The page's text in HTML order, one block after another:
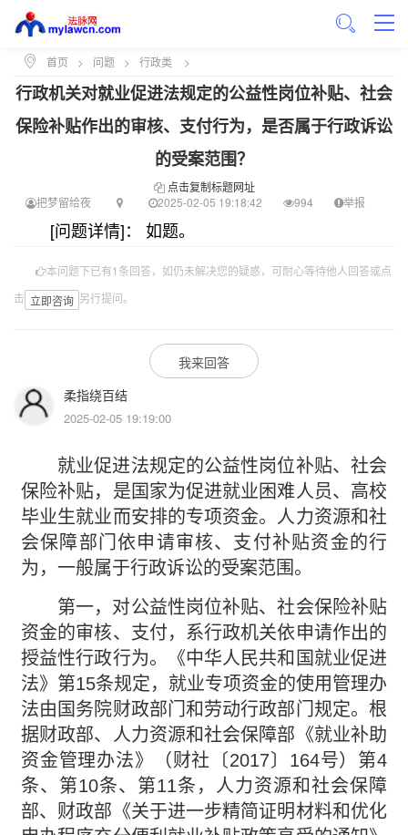
首页 > 问题 > 行政类 >
行政机关对就业促进法规定的公益性岗位补贴、社会
保险补贴作出的审核、支付行为，是否属于行政诉讼
的受案范围？
点击复制标题网址
把梦留给夜
2025-02-05 19:18:42 994 举报
[问题详情]： 如题。
本问题下已有1条回答，如仍未解决您的疑惑，可耐心等待他人回答或点
击 立即咨询 另行提问。
我来回答
柔指绕百结
2025-02-05 19:19:00
就业促进法规定的公益性岗位补贴、社会
保险补贴，是国家为促进就业困难人员、高校
毕业生就业而安排的专项资金。人力资源和社
会保障部门依申请审核、支付补贴资金的行
为，一般属于行政诉讼的受案范围。
第一，对公益性岗位补贴、社会保险补贴
资金的审核、支付，系行政机关依申请作出的
授益性行政行为。《中华人民共和国就业促进
法》第15条规定，就业专项资金的使用管理办
法由国务院财政部门和劳动行政部门规定。根
据财政部、人力资源和社会保障部《就业补助
资金管理办法》（财社〔2017〕164号）第4
条、第10条、第11条，人力资源和社会保障
部、财政部《关于进一步精简证明材料和优化